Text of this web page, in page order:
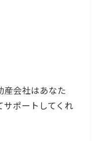
産会社はあなた
ポートしてくれ